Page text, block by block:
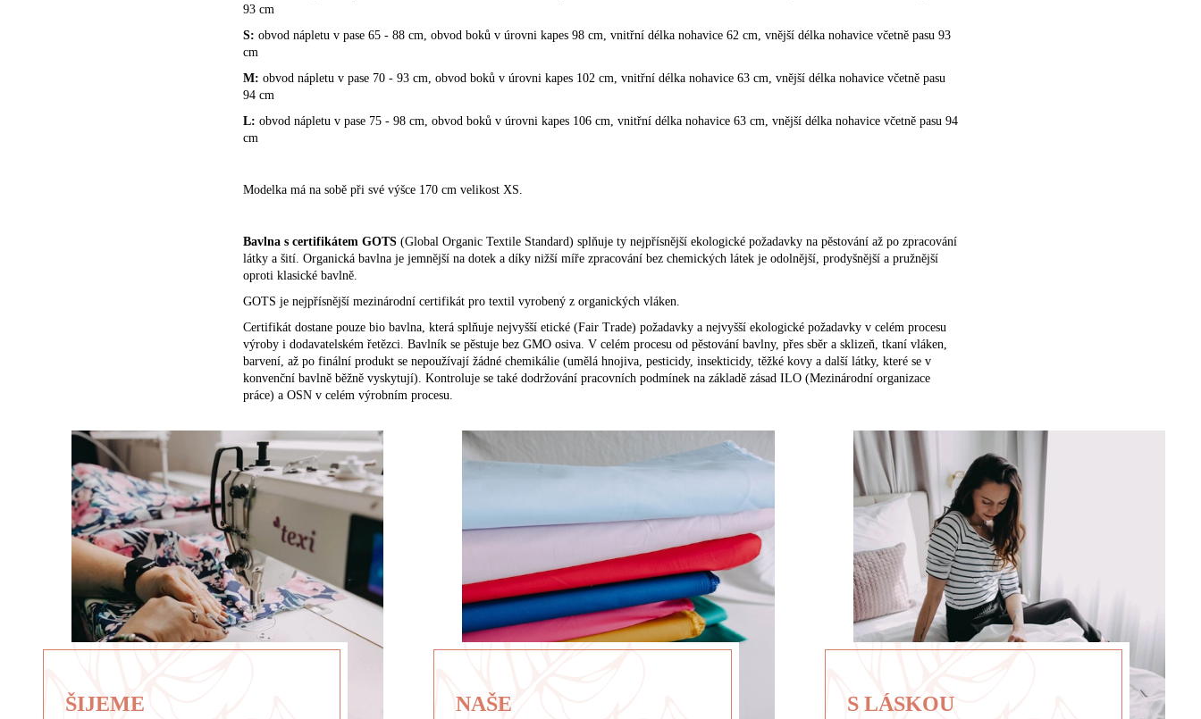
93 cm
S: obvod nápletu v pase 65 - 88 cm, obvod boků v úrovni kapes 98 cm, vnitřní délka nohavice 62 cm, vnější délka nohavice včetně pasu 93
cm
M: obvod nápletu v pase 70 - 93 cm, obvod boků v úrovni kapes 102 cm, vnitřní délka nohavice 63 cm, vnější délka nohavice včetně pasu
94 cm
L: obvod nápletu v pase 75 - 98 cm, obvod boků v úrovni kapes 106 cm, vnitřní délka nohavice 63 cm, vnější délka nohavice včetně pasu 94
cm
Modelka má na sobě při své výšce 170 cm velikost XS.
Bavlna s certifikátem GOTS (Global Organic Textile Standard) splňuje ty nejpřísnější ekologické požadavky na pěstování až po zpracování
látky a šití. Organická bavlna je jemnější na dotek a díky nižší míře zpracování bez chemických látek je odolnější, prodyšnější a pružnější
oproti klasické bavlně.
GOTS je nejpřísnější mezinárodní certifikát pro textil vyrobený z organických vláken.
Certifikát dostane pouze bio bavlna, která splňuje nejvyšší etické (Fair Trade) požadavky a nejvyšší ekologické požadavky v celém procesu
výroby i dodavatelském řetězci. Bavlník se pěstuje bez GMO osiva. V celém procesu od pěstování bavlny, přes sběr a sklizeň, tkaní vláken,
barvení, až po finální produkt se nepoužívají žádné chemikálie (umělá hnojiva, pesticidy, insekticidy, těžké kovy a další látky, které se v
konvenční bavlně běžně vyskytují). Kontroluje se také dodržování pracovních podmínek na základě zásad ILO (Mezinárodní organizace
práce) a OSN v celém výrobním procesu.
ŠIJEME
NAŠE
S LÁSKOU